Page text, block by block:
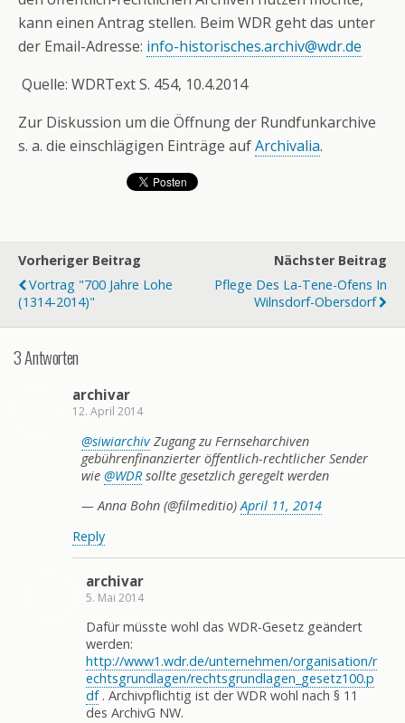
kann einen Antrag stellen. Beim WDR geht das unter
der Email-Adresse: info-historisches.archiv@wdr.de
Quelle: WDRText S. 454, 10.4.2014
Zur Diskussion um die Öffnung der Rundfunkarchive
s. a. die einschlägigen Einträge aufArchivalia.
Vorheriger Beitrag
Vortrag "700 Jahre Lohe
(1314-2014)"
Nächster Beitrag
Pflege Des La-Tene-Ofens In
Wilnsdorf-Obersdorf
3 Antworten
archivar
12. April 2014
@siwiarchivZugang zu Fernseharchiven
gebührenfinanzierter öffentlich-rechtlicher Sender
wie @WDRsollte gesetzlich geregelt werden
— Anna Bohn (@filmeditio)April 11, 2014
Reply
archivar
5. Mai 2014
Dafür müsste wohl das WDR-Gesetz geändert
werden:
http://www1.wdr.de/unternehmen/organisation/r
echtsgrundlagen/rechtsgrundlagen_gesetz100.p
df. Archivpflichtig ist der WDR wohl nach § 11
des ArchivG NW.